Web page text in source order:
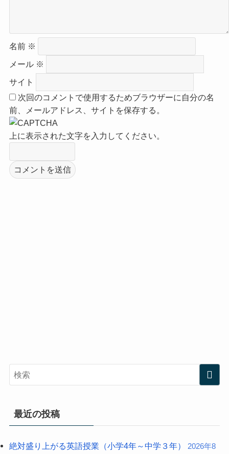
名前 ※
メール ※
サイト
次回のコメントで使用するためブラウザーに自分の名
前、メールアドレス、サイトを保存する。
上に表示された文字を入力してください。
最近の投稿
絶対盛り上がる英語授業（小学4年～中学３年）
2026年8